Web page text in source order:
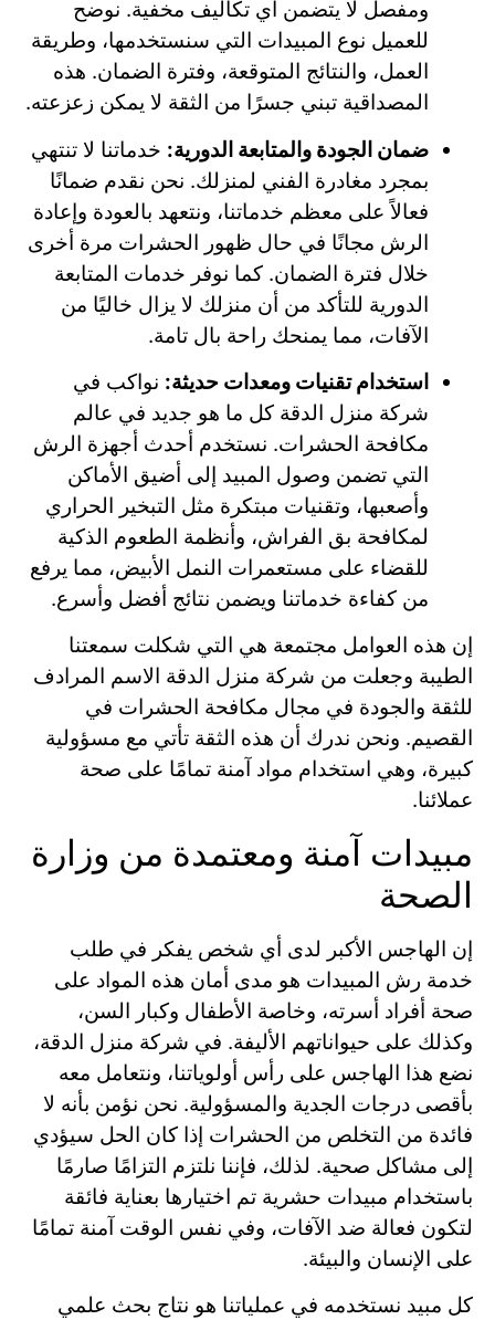
ومفصل لا يتضمن أي تكاليف مخفية. نوضح
للعميل نوع المبيدات التي سنستخدمها، وطريقة
العمل، والنتائج المتوقعة، وفترة الضمان. هذه
المصداقية تبني جسرًا من الثقة لا يمكن زعزعته.
ضمان الجودة والمتابعة الدورية: خدماتنا لا تنتهي
بمجرد مغادرة الفني لمنزلك. نحن نقدم ضمانًا
فعالاً على معظم خدماتنا، ونتعهد بالعودة وإعادة
الرش مجانًا في حال ظهور الحشرات مرة أخرى
خلال فترة الضمان. كما نوفر خدمات المتابعة
الدورية للتأكد من أن منزلك لا يزال خاليًا من
الآفات، مما يمنحك راحة بال تامة.
استخدام تقنيات ومعدات حديثة: نواكب في
شركة منزل الدقة كل ما هو جديد في عالم
مكافحة الحشرات. نستخدم أحدث أجهزة الرش
التي تضمن وصول المبيد إلى أضيق الأماكن
وأصعبها، وتقنيات مبتكرة مثل التبخير الحراري
لمكافحة بق الفراش، وأنظمة الطعوم الذكية
للقضاء على مستعمرات النمل الأبيض، مما يرفع
من كفاءة خدماتنا ويضمن نتائج أفضل وأسرع.
إن هذه العوامل مجتمعة هي التي شكلت سمعتنا
الطيبة وجعلت من شركة منزل الدقة الاسم المرادف
للثقة والجودة في مجال مكافحة الحشرات في
القصيم. ونحن ندرك أن هذه الثقة تأتي مع مسؤولية
كبيرة، وهي استخدام مواد آمنة تمامًا على صحة
عملائنا.
مبيدات آمنة ومعتمدة من وزارة
الصحة
إن الهاجس الأكبر لدى أي شخص يفكر في طلب
خدمة رش المبيدات هو مدى أمان هذه المواد على
صحة أفراد أسرته، وخاصة الأطفال وكبار السن،
وكذلك على حيواناتهم الأليفة. في شركة منزل الدقة،
نضع هذا الهاجس على رأس أولوياتنا، ونتعامل معه
بأقصى درجات الجدية والمسؤولية. نحن نؤمن بأنه لا
فائدة من التخلص من الحشرات إذا كان الحل سيؤدي
إلى مشاكل صحية. لذلك، فإننا نلتزم التزامًا صارمًا
باستخدام مبيدات حشرية تم اختيارها بعناية فائقة
لتكون فعالة ضد الآفات، وفي نفس الوقت آمنة تمامًا
على الإنسان والبيئة.
كل مبيد نستخدمه في عملياتنا هو نتاج بحث علمي